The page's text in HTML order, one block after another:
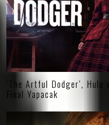
‘The Artful Dodger’, Hulu
Final Yapacak